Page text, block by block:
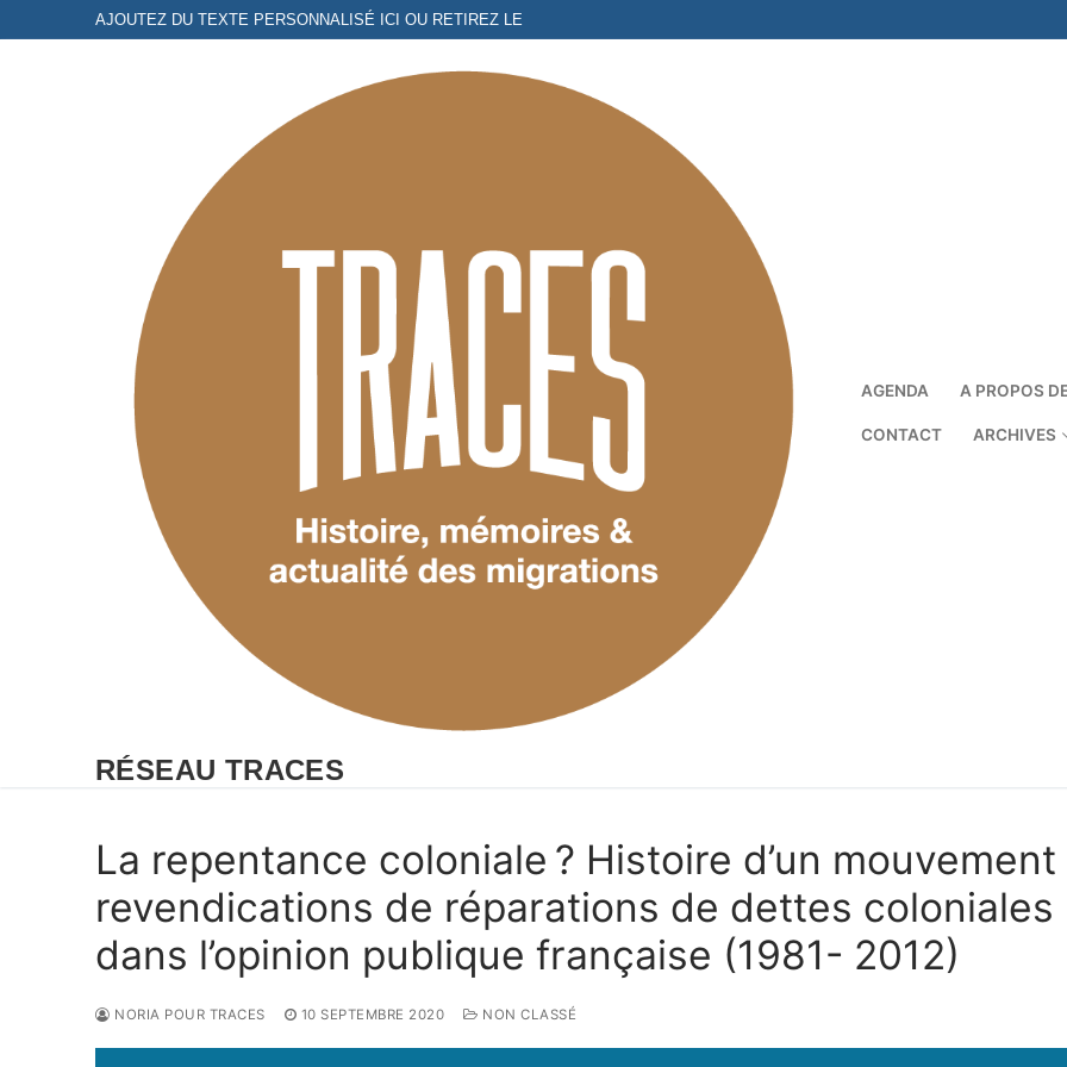
au
AJOUTEZ DU TEXTE PERSONNALISÉ ICI OU RETIREZ LE
RÉSEAU TRACES
AGENDA A PROPOS
CONTACT ARCHIVES
La repentance coloniale ? Histoire d’un
revendications de réparations de dettes coloniales
dans l’opinion publique française (1981- 2012)
NORIA POUR TRACES 10 SEPTEMBRE 2020 NON CLASSÉ